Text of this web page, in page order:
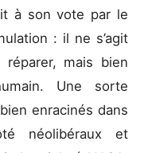
à son vote par le
: il ne s’agit
mais bien
Une sorte
enracinés dans
néolibéraux et